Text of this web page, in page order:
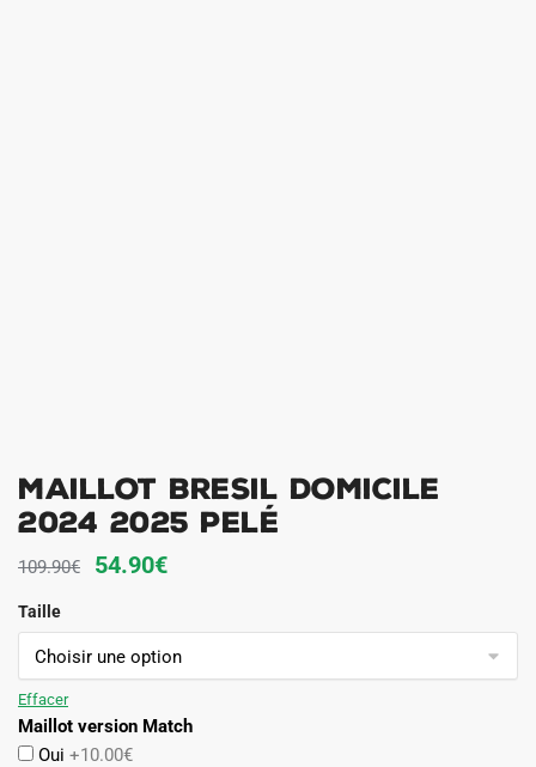
Maillot Bresil Domicile
2024 2025 Pelé
109.90€
Le
initial
était :
54.90€Le
actuel
est :
Taille
Effacer
Maillot version Match
Oui +10.00€